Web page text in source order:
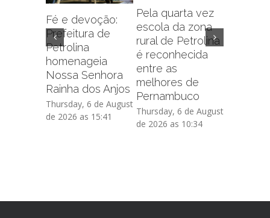
Fé e devoção:
Prefeitura de
Petrolina
homenageia
Nossa Senhora
Rainha dos Anjos
Thursday, 6 de August
de 2026 as 15:41
Pela quarta vez
escola da zona
rural de Petrolina
é reconhecida
entre as
melhores de
Pernambuco
Thursday, 6 de August
de 2026 as 10:34